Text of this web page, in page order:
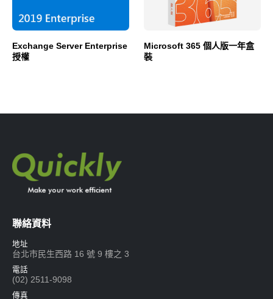
Exchange Server Enterprise
授權
Microsoft 365 個人版一年盒
裝
聯絡資料
地址
台北市民生西路 16 號 9 樓之 3
電話
(02) 2511-9098
傳真